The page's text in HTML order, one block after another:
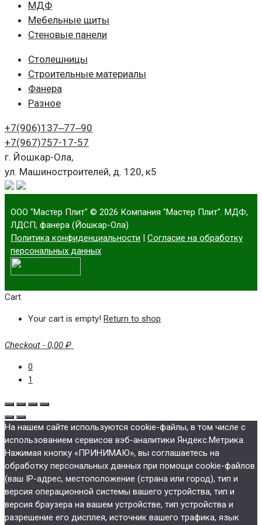
МДФ
Мебельные щиты
Стеновые панели
Столешницы
Строительные материалы
Фанера
Разное
+7(906)137‒77‒90
+7(967)757-17-57
г. Йошкар-Ола,
ул. Машиностроителей, д. 120, к5
ООО "Мастер Плит" © 2026 Компания "Мастер Плит". МДФ,
ЛДСП, фанера (Йошкар-Ола)
Политика конфиденциальности | Согласие на обработку
персональных данных
Cart
Your cart is empty! Return to shop
Checkout - 0,00 ₽
0
1
На нашем сайте используются cookie-файлы, в том числе с
использованием сервисов вэб-аналитики Яндекс.Метрика.
Нажимая кнопку «ПРИНИМАЮ», вы соглашаетесь на
обработку персональных данных при помощи cookie-файлов
(ваш IP-адрес, местоположение (страна или город), тип и
версия операционной системы вашего устройства, тип и
версия браузера на вашем устройстве, тип устройства и
разрешение его дисплея, источник вашего трафика, язык